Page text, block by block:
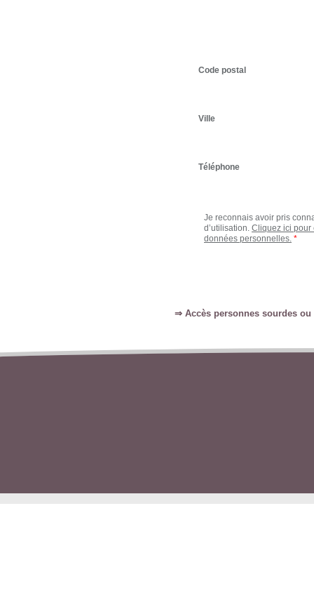
Code postal
Ville
Téléphone
Je reconnais avoir pris
d’utilisation. Cliquez ici pour
données personnelles. *
⇒ Accès personnes sourdes ou